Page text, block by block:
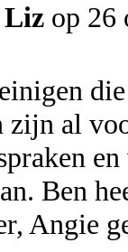
Liz op 26
al
Ben
Angie